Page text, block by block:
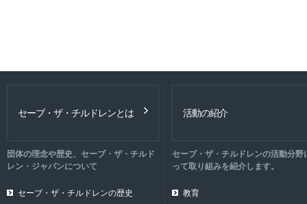
セーブ・ザ・チルドレンとは
団体の理念や歴史、セーブ・ザ・チルド
レン・ジャパンについて
セーブ・ザ・チルドレンの歴史
活動の紹介
セーブ・ザ・チルドレンの活動分野
って取り組みを紹介します。
教育